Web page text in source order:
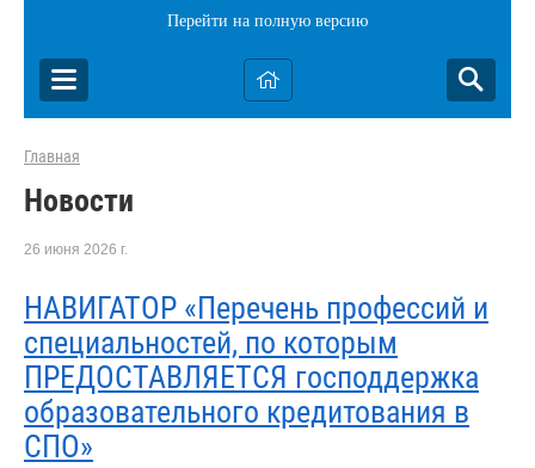
Перейти на полную версию
Главная
Новости
26 июня 2026 г.
НАВИГАТОР «Перечень профессий и
специальностей, по которым
ПРЕДОСТАВЛЯЕТСЯ господдержка
образовательного кредитования в
СПО»